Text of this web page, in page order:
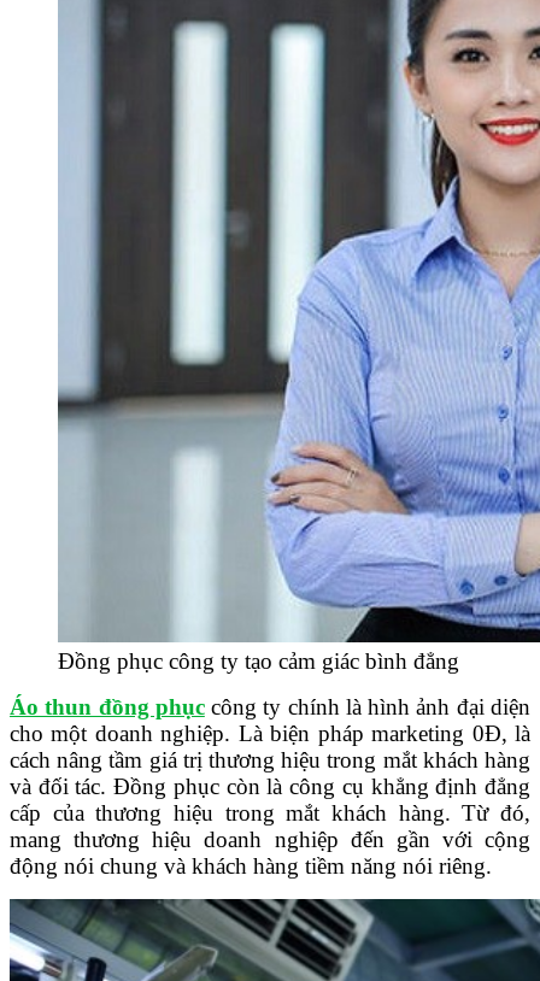
Đồng phục công ty tạo cảm giác bình đẳng
Áo thun đồng phụccông ty chính là hình ảnh đại diện
cho một doanh nghiệp. Là biện pháp marketing 0Đ, là
cách nâng tầm giá trị thương hiệu trong mắt khách hàng
và đối tác. Đồng phục còn là công cụ khẳng định đẳng
cấp của thương hiệu trong mắt khách hàng. Từ đó,
mang thương hiệu doanh nghiệp đến gần với cộng
động nói chung và khách hàng tiềm năng nói riêng.